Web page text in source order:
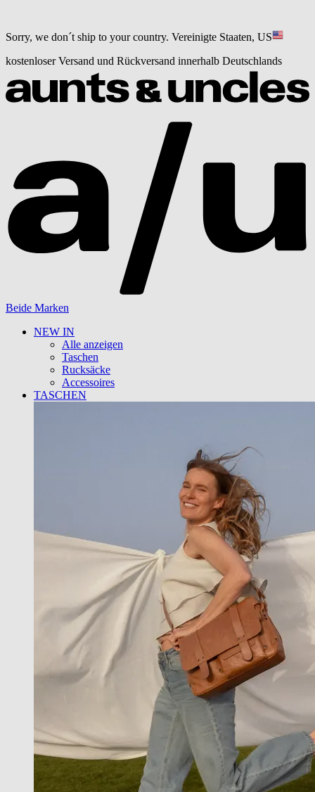
Sorry, we don´t ship to your country. Vereinigte Staaten, US
kostenloser Versand und Rückversand innerhalb Deutschlands
Beide Marken
NEW IN
Alle anzeigen
Taschen
Rucksäcke
Accessoires
TASCHEN